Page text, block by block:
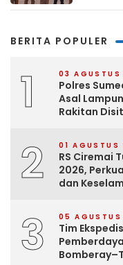
BERITA POPULER
1 03
Polres
Asal
Rakitan
2 01
RS Ciremai
2026,
dan
3 05
Tim